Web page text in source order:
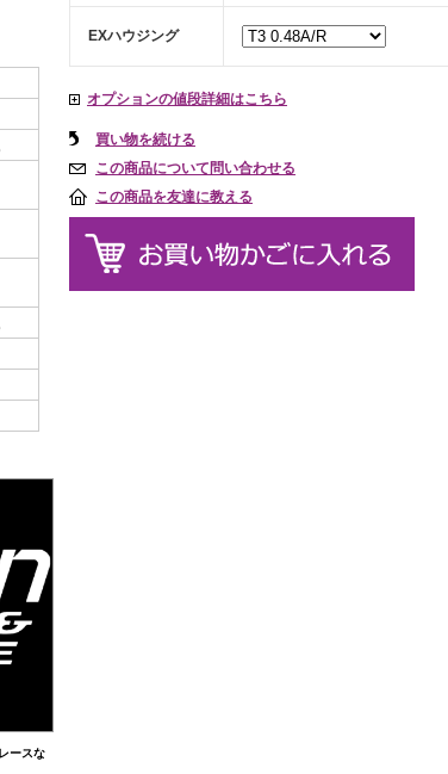
ースな
EXハウジング
オプションの値段詳細はこちら
買い物を続ける
この商品について問い合わせる
この商品を友達に教える